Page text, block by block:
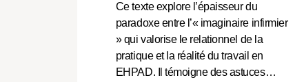
Ce texte explore l’épaisseur du
paradoxe entre l’« imaginaire infirmier
» qui valorise le relationnel de la
pratique et la réalité du travail en
EHPAD. Il témoigne des astuces…